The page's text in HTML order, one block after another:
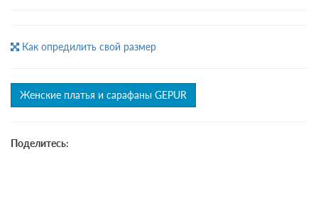
Как опредилить свой размер
Женские платья и сарафаны GEPUR
Поделитесь: